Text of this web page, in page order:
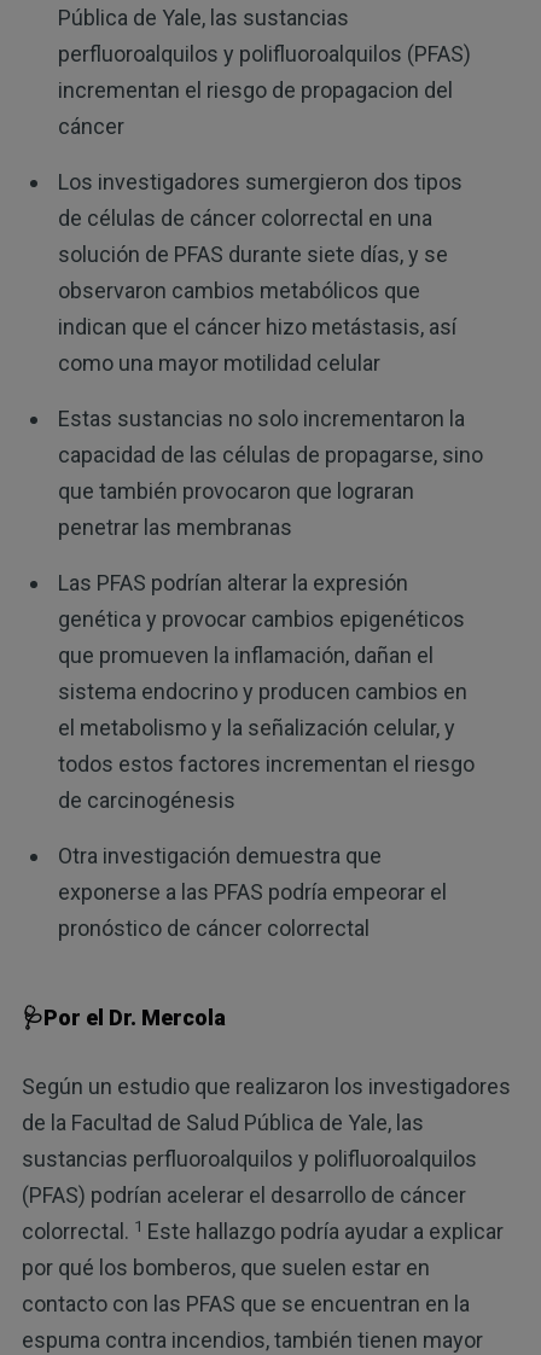
Pública de Yale, las sustancias
perfluoroalquilos y polifluoroalquilos (PFAS)
incrementan el riesgo de propagacion del
cáncer
Los investigadores sumergieron dos tipos
de células de cáncer colorrectal en una
solución de PFAS durante siete días, y se
observaron cambios metabólicos que
indican que el cáncer hizo metástasis, así
como una mayor motilidad celular
Estas sustancias no solo incrementaron la
capacidad de las células de propagarse, sino
que también provocaron que lograran
penetrar las membranas
Las PFAS podrían alterar la expresión
genética y provocar cambios epigenéticos
que promueven la inflamación, dañan el
sistema endocrino y producen cambios en
el metabolismo y la señalización celular, y
todos estos factores incrementan el riesgo
de carcinogénesis
Otra investigación demuestra que
exponerse a las PFAS podría empeorar el
pronóstico de cáncer colorrectal
🩺Por el Dr. Mercola
Según un estudio que realizaron los investigadores
de la Facultad de Salud Pública de Yale, las
sustancias perfluoroalquilos y polifluoroalquilos
(PFAS) podrían acelerar el desarrollo de cáncer
colorrectal. 1 Este hallazgo podría ayudar a explicar
por qué los bomberos, que suelen estar en
contacto con las PFAS que se encuentran en la
espuma contra incendios, también tienen mayor